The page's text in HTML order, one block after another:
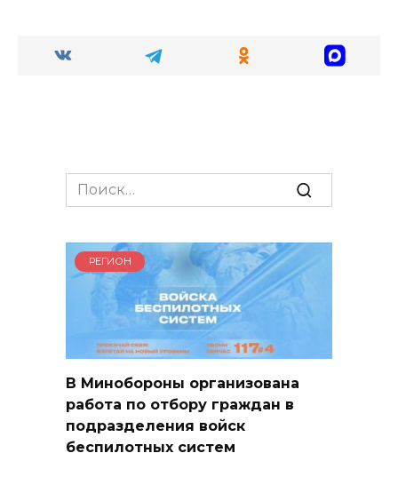
Search
for:
РЕГИОН
В Минобороны организована
работа по отбору граждан в
подразделения войск
беспилотных систем